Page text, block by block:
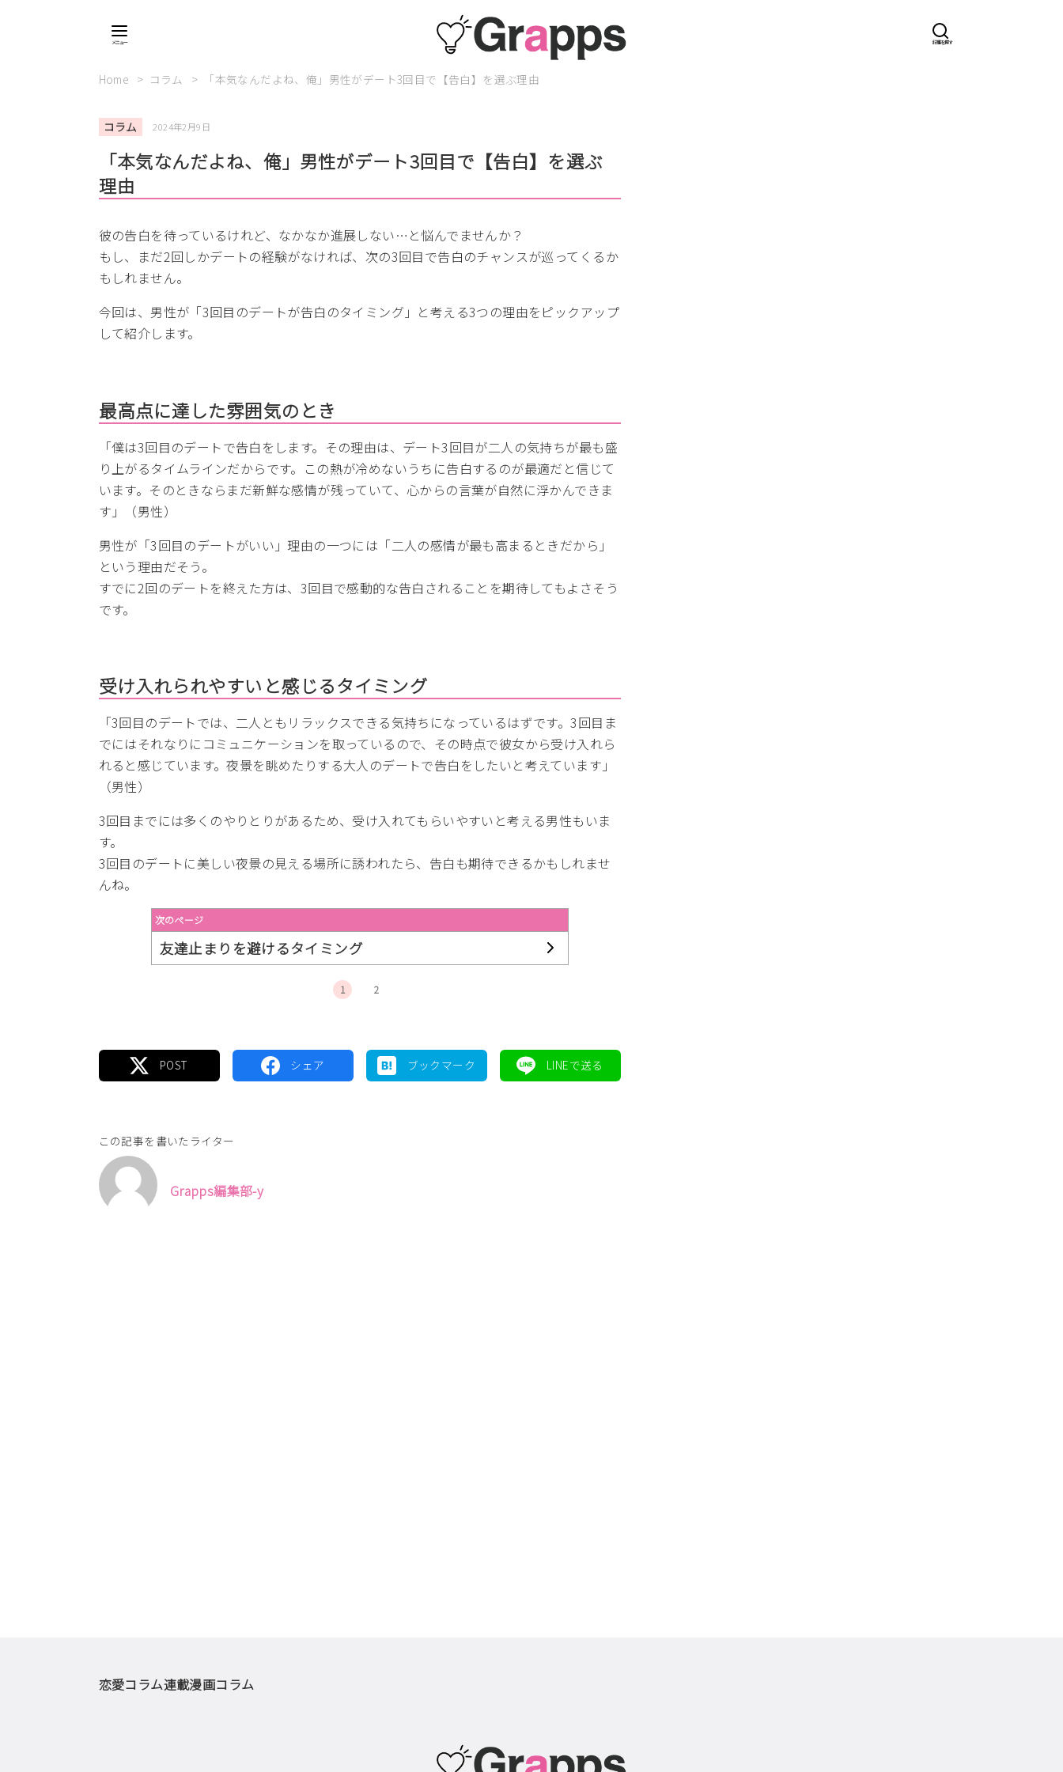
Home コラム 「本気なんだよね、俺」男性がデート3回目で【告白】を選ぶ理由
コラム 2024年2月9日
「本気なんだよね、俺」男性がデート3回目で【告白】を選ぶ
理由
彼の告白を待っているけれど、なかなか進展しない…と悩んでませんか？
もし、まだ2回しかデートの経験がなければ、次の3回目で告白のチャンスが巡ってくるか
もしれません。
今回は、男性が「3回目のデートが告白のタイミング」と考える3つの理由をピックアップ
して紹介します。
最高点に達した雰囲気のとき
「僕は3回目のデートで告白をします。その理由は、デート3回目が二人の気持ちが最も盛
り上がるタイムラインだからです。この熱が冷めないうちに告白するのが最適だと信じて
います。そのときならまだ新鮮な感情が残っていて、心からの言葉が自然に浮かんできま
す」（男性）
男性が「3回目のデートがいい」理由の一つには「二人の感情が最も高まるときだから」
という理由だそう。
すでに2回のデートを終えた方は、3回目で感動的な告白されることを期待してもよさそう
です。
受け入れられやすいと感じるタイミング
「3回目のデートでは、二人ともリラックスできる気持ちになっているはずです。3回目ま
でにはそれなりにコミュニケーションを取っているので、その時点で彼女から受け入れら
れると感じています。夜景を眺めたりする大人のデートで告白をしたいと考えています」
（男性）
3回目までには多くのやりとりがあるため、受け入れてもらいやすいと考える男性もいま
す。
3回目のデートに美しい夜景の見える場所に誘われたら、告白も期待できるかもしれませ
んね。
次のページ
友達止まりを避けるタイミング
1 2
この記事を書いたライター
Grapps編集部-y
恋愛コラム連載漫画コラム